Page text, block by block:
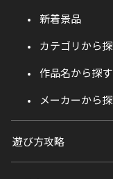
新着景品
カテゴリから
作品名から探す
メーカーから
遊び方攻略